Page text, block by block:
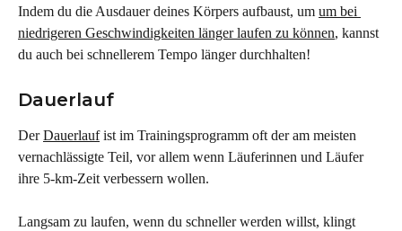
Indem du die Ausdauer deines Körpers aufbaust, um um bei
niedrigeren Geschwindigkeiten länger laufen zu können, kannst
du auch bei schnellerem Tempo länger durchhalten!
Dauerlauf
Der Dauerlauf ist im Trainingsprogramm oft der am meisten
vernachlässigte Teil, vor allem wenn Läuferinnen und Läufer
ihre 5-km-Zeit verbessern wollen.
Langsam zu laufen, wenn du schneller werden willst, klingt